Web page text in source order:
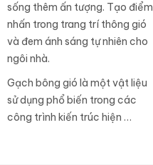
sống thêm ấn tượng. Tạo điểm
nhấn trong trang trí thông gió
và đem ánh sáng tự nhiên cho
ngôi nhà.
Gạch bông gió là một vật liệu
sử dụng phổ biến trong các
công trình kiến trúc hiện …